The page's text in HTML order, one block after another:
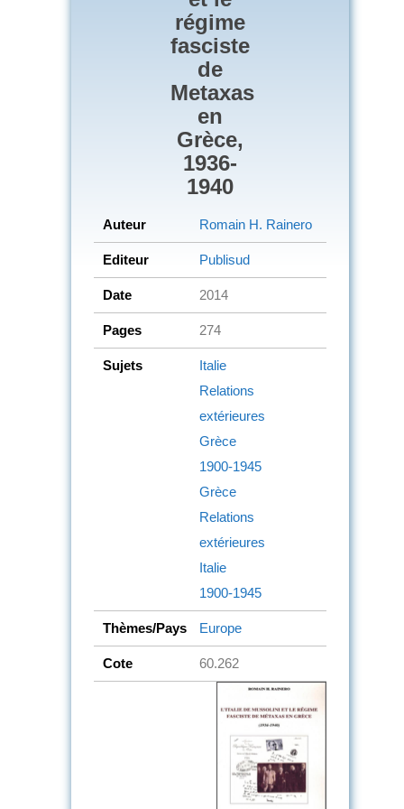
régime
fasciste
de
Metaxas
en
Grèce,
1936-
1940
Auteur Romain H. Rainero
Editeur Publisud
Date 2014
Pages 274
Sujets
Italie
Relations
extérieures
Grèce
1900-1945
Grèce
Relations
extérieures
Italie
1900-1945
Thèmes/Pays Europe
Cote 60.262